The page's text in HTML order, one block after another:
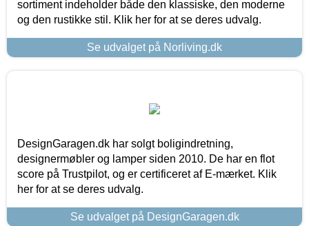
sortiment indeholder både den klassiske, den moderne
og den rustikke stil. Klik her for at se deres udvalg.
Se udvalget på Norliving.dk
DesignGaragen.dk har solgt boligindretning,
designermøbler og lamper siden 2010. De har en flot
score på Trustpilot, og er certificeret af E-mærket. Klik
her for at se deres udvalg.
Se udvalget på DesignGaragen.dk